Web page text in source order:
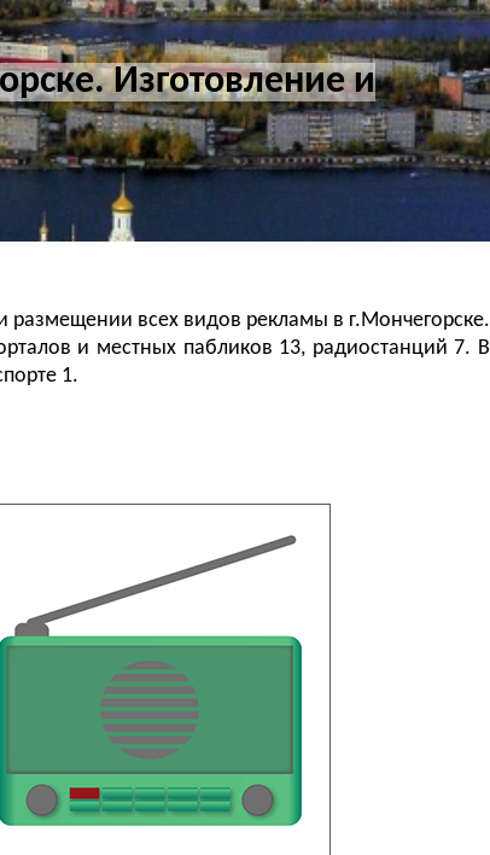
Изготовление и
размещении всех видов рекламы в г.Мончегорске.
и местных пабликов 13, радиостанций 7. В
1.